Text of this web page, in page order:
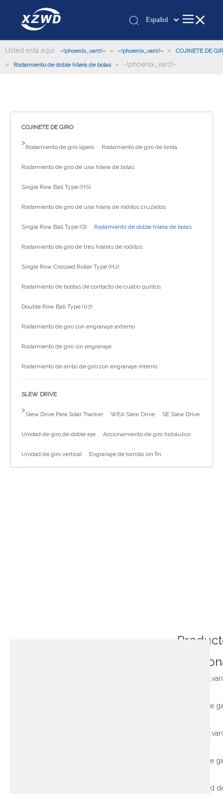
Español
românesc
Türk dili
Português
English
Español
Usted está aquí: ~!phoenix_var0!~ » ~!phoenix_var0!~ » COJINETE DE
» Rodamiento de doble hilera de bolas » ~!phoenix_var0!~
COJINETE DE GIRO
>
Rodamiento de giro ligero Rodamiento de giro de brida
Rodamiento de giro de una hilera de bolas
Single Row Ball Type (HS)
Rodamiento de giro de una hilera de rodillos cruzados
Single Row Ball Type (Q) Rodamiento de doble hilera de bolas
Rodamiento de giro de tres hileras de rodillos
Single Row Crossed Roller Type (HJ)
Rodamiento de bolitas de contacto de cuatro puntos
Double Row Ball Type (07)
Rodamiento de giro con engranaje externo
Rodamiento de giro sin engranaje
Rodamiento de anillo de giro con engranaje interno
SLEW DRIVE
>
Slew Drive Para Solar Tracker WEA Slew Drive SE Slew Drive
Unidad de giro de doble eje Accionamiento de giro hidráulico
Unidad de giro vertical Engranaje de tornillo sin fin